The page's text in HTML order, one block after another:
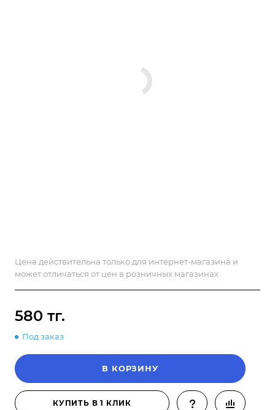
Цена действительна только для интернет-магазина и
может отличаться от цен в розничных магазинах
580 тг.
Под заказ
В КОРЗИНУ
КУПИТЬ В 1 КЛИК